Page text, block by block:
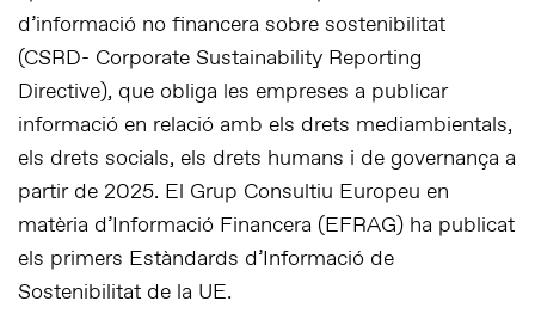
d’informació no financera sobre sostenibilitat
(CSRD- Corporate Sustainability Reporting
Directive), que obliga les empreses a publicar
informació en relació amb els drets mediambientals,
els drets socials, els drets humans i de governança a
partir de 2025. El Grup Consultiu Europeu en
matèria d’Informació Financera (EFRAG) ha publicat
els primers Estàndards d’Informació de
Sostenibilitat de la UE.